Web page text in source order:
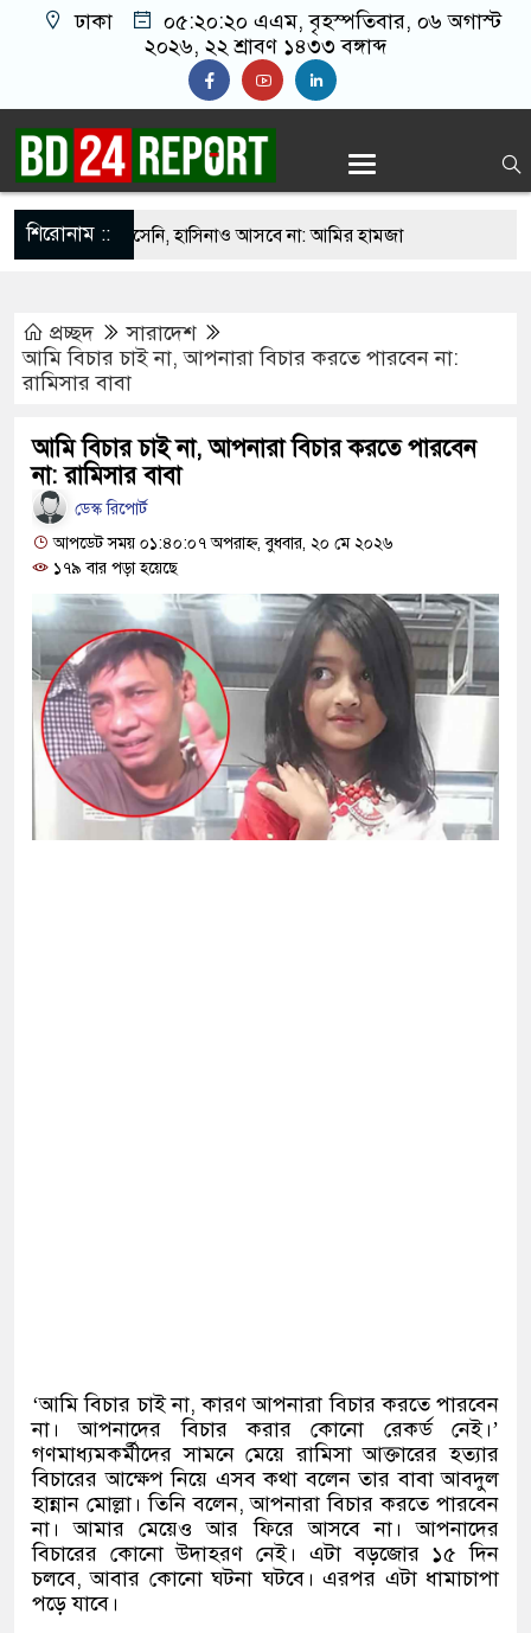
ঢাকা ০৫:২০:২১ এএম, বৃহস্পতিবার, ০৬ অগাস্ট
২০২৬, ২২ শ্রাবণ ১৪৩৩ বঙ্গাব্দ
শিরোনাম ::
ফিরে আসেনি, হাসিনাও আসবে না: আমির হামজা
পেন্টাগন প্রধানের কৈফিয়ত চাইলেন ট্রাম্প
লিগস কাপে দারুণ সূচনা ইন্টার মায়ামির
ঘটাতেই জুলাই আন্দোলন করা হয়েছিল: পররাষ্ট্র
মাংসে মিলল অতিমাত্রার অ্যান্টিবায়োটিক
এখন ‘আরেকটি পাকিস্তান’ গড়ে উঠেছে: জয়
২২ জনের বিরুদ্ধে সাক্ষ্য শুরু আজ
মিয়া, হন্যে হয়ে খুঁজছে পুলিশ
করার কারণ জানালেন দীপিকা কাকার
প্রচ্ছদ
সারাদেশ
আমি বিচার চাই না, আপনারা বিচার করতে পারবেন না:
রামিসার বাবা
আমি বিচার চাই না, আপনারা বিচার করতে পারবেন
না: রামিসার বাবা
ডেস্ক রিপোর্ট
আপডেট সময় ০১:৪০:০৭ অপরাহ্ন, বুধবার, ২০ মে ২০২৬
১৭৯ বার পড়া হয়েছে
‌‘আমি বিচার চাই না,কারণ আপনারা বিচার করতে পারবেন
না। আপনাদের বিচার করার কোনো রেকর্ড নেই।’
গণমাধ্যমকর্মীদের সামনে মেয়ে রামিসা আক্তারের হত্যার
বিচারের আক্ষেপ নিয়ে এসব কথা বলেন তার বাবা আবদুল
হান্নান মোল্লা। তিনি বলেন,আপনারা বিচার করতে পারবেন
না। আমার মেয়েও আর ফিরে আসবে না। আপনাদের
বিচারের কোনো উদাহরণ নেই। এটা বড়জোর ১৫ দিন
চলবে,আবার কোনো ঘটনা ঘটবে। এরপর এটা ধামাচাপা
পড়ে যাবে।